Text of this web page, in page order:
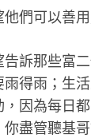
們可以善用
訴那些富
雨得雨；生
因為每日
盡管聽基